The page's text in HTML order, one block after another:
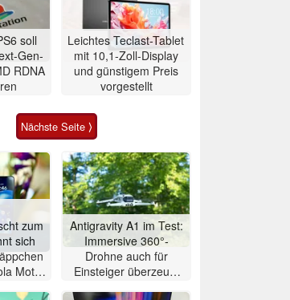
soll
Gen-
RDNA
Leichtes Teclast-Tablet
mit 10,1-Zoll-Display
und günstigem Preis
vorgestellt
Nächste Seite ⟩
zum
sich
Moto
Antigravity A1 im Test:
Immersive 360°-
Drohne auch für
Einsteiger überzeugt